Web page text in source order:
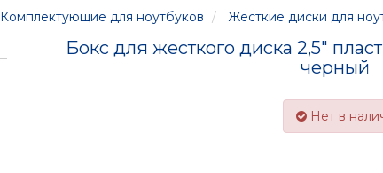
Комплектующие для ноутбуков Жесткие диски для
Бокс для жесткого диска 2,5"
черный
Нет в